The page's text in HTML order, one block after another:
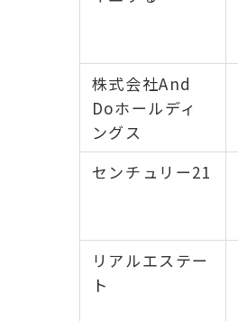
株式会社And
Doホールディ
ングス
センチュリー21
リアルエステー
ト